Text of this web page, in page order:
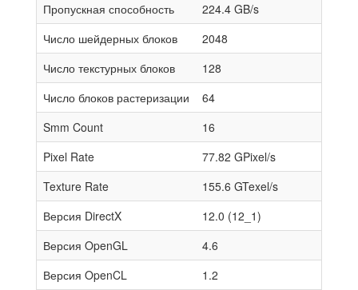
Пропускная способность
224.4 GB/s
Число шейдерных блоков
2048
Число текстурных блоков
128
Число блоков растеризации
64
Smm Count
16
Pixel Rate
77.82 GPixel/s
Texture Rate
155.6 GTexel/s
Версия DirectX
12.0 (12_1)
Версия OpenGL
4.6
Версия OpenCL
1.2